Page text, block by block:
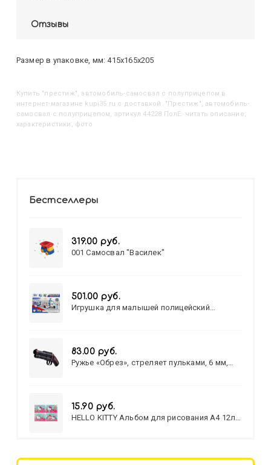
Отзывы
Размер в упаковке, мм: 415х165х205
Купить "Престиж", автомобиль-самосвал с полуприцепом в
интернет-магазине kupi35.ru с доставкой. "Престиж", автомобиль-
самосвал с полуприцепом, артикул 44228 ПолЕ: читать описание,
характеристики, фото
Бестселлеры
319.00 руб.
001 Самосвал "Василек"
501.00 руб.
Игрушка для малышей полицейский
83.00 руб.
Ружье «Обрез», стреляет пульками, 6 мм,
15.90 руб.
HELLO KITTY Альбом для рисования А4 12л.